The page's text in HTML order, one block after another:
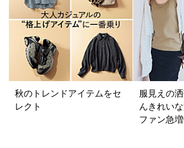
パープル グリーン
ゴールド シルバー
秋のトレンドアイテムをセ
レクト
服見えの
んきれい
ファン急